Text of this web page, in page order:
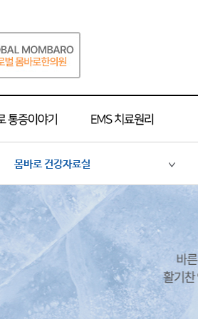
| 몸바로 건강자료실
몸바로 소개
네트워크 소개
공지사항
언론 속의 몸바로